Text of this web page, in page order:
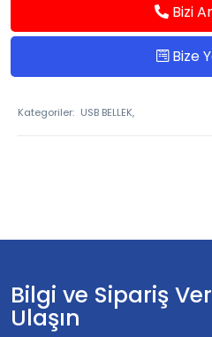
Bizi
Bize
Kategoriler: USB BELLEK,
Bilgi ve Sipariş
Ulaşın